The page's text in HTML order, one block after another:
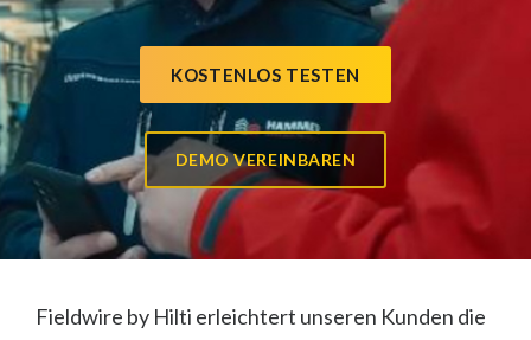
KOSTENLOS TESTEN
DEMO VEREINBAREN
Fieldwire by Hilti erleichtert unseren Kunden die